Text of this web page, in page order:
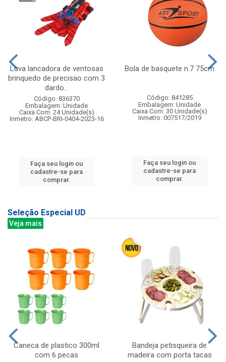
Luva lancadora de ventosas
brinquedo de precisao com 3
dardo...
Código: 836370
Embalagem: Unidade
Caixa Com: 24 Unidade(s)
Inmetro: ABCP-BRI-0404-2023-16
Faça seu login ou
cadastre-se para
comprar.
Bola de basquete n.7 75cm
Código: 841285
Embalagem: Unidade
Caixa Com: 30 Unidade(s)
Inmetro: 007517/2019
Faça seu login ou
cadastre-se para
comprar.
Seleção Especial UD
Veja mais
Caneca de plastico 300ml
com 6 pecas
Bandeja petisqueira de
madeira com porta tacas